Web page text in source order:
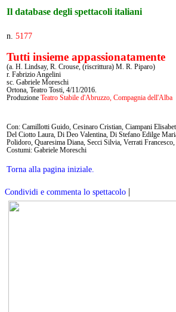
Il database degli spettacoli italiani
n. 5177
Tutti insieme appassionatamente
(a. H. Lindsay, R. Crouse, (riscrittura) M. R. Piparo)
r. Fabrizio Angelini
sc. Gabriele Moreschi
Ortona, Teatro Tosti, 4/11/2016.
Produzione Teatro Stabile d'Abruzzo, Compagnia dell'Alba
Con: Camillotti Guido, Cesinaro Cristian, Ciampani
Del Ciotto Laura, Di Deo Valentina, Di Stefano Edilge
Polidoro, Quaresima Diana, Secci Silvia, Verrati
Costumi: Gabriele Moreschi
Torna alla pagina iniziale.
Condividi e commenta lo spettacolo |